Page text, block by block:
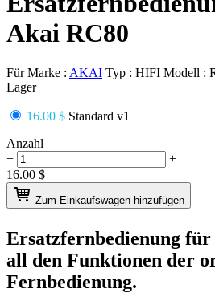
Akai RC80
Für Marke : AKAI Typ : HIFI Modell :
Lager
16.00 $ Standard v1
Anzahl
−
+
16.00 $
Zum Einkaufswagen hinzufügen
Ersatzfernbedienung für
all den Funktionen der
Fernbedienung.